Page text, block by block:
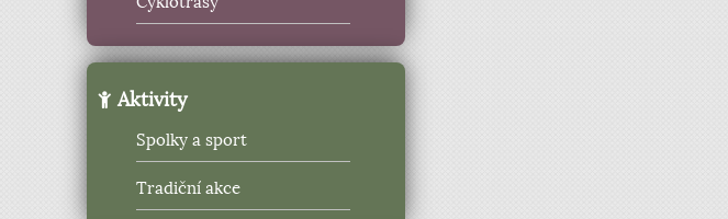
Aktivity
Spolky a sport
Tradiční akce